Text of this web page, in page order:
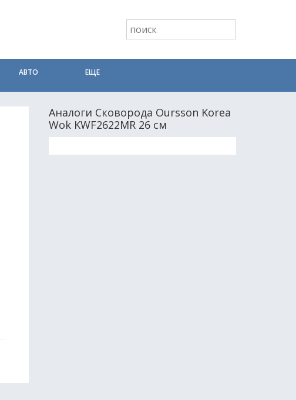
АВТО ЕЩЕ
Аналоги Сковорода Oursson Korea
Wok KWF2622MR 26 см